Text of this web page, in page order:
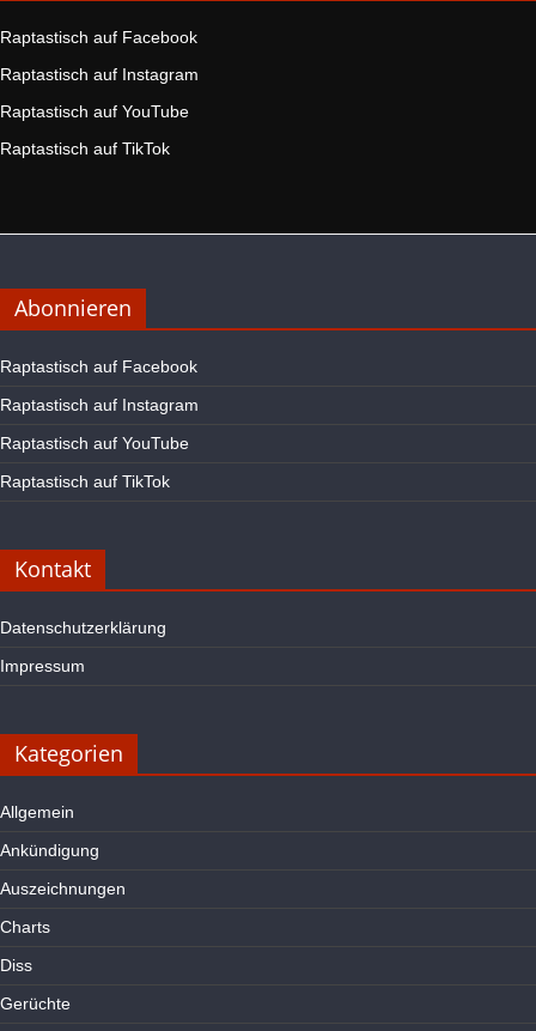
Raptastisch auf Facebook
Raptastisch auf Instagram
Raptastisch auf YouTube
Raptastisch auf TikTok
Abonnieren
Raptastisch auf Facebook
Raptastisch auf Instagram
Raptastisch auf YouTube
Raptastisch auf TikTok
Kontakt
Datenschutzerklärung
Impressum
Kategorien
Allgemein
Ankündigung
Auszeichnungen
Charts
Diss
Gerüchte